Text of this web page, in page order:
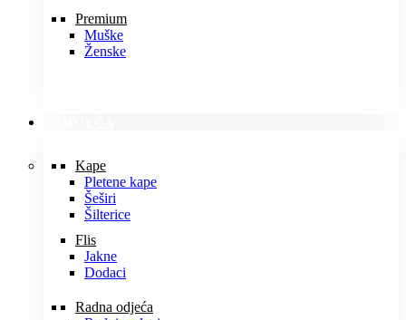
Premium
Muške
Ženske
Kape
Pletene kape
Šeširi
Šilterice
Flis
Jakne
Dodaci
Radna odjeća